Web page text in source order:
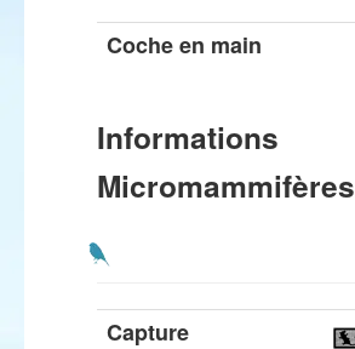
Coche en main
Informations
Micromammifères
Capture